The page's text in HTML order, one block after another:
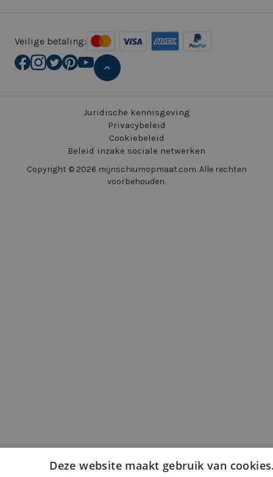
Veilige betaling:
Juridische kennisgeving
Privacybeleid
Cookiebeleid
Beleid inzake sociale netwerken
Copyright © 2026 mijnschiumopmaat.com. Alle rechten
voorbehouden.
Deze website maakt gebruik van